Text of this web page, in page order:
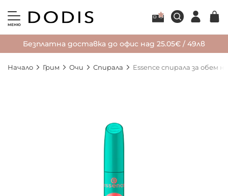
МЕНЮ
Безплатна доставка до офис над 25.05€ / 49лв
Начало Грим Очи Спирала Essence спирала за обем